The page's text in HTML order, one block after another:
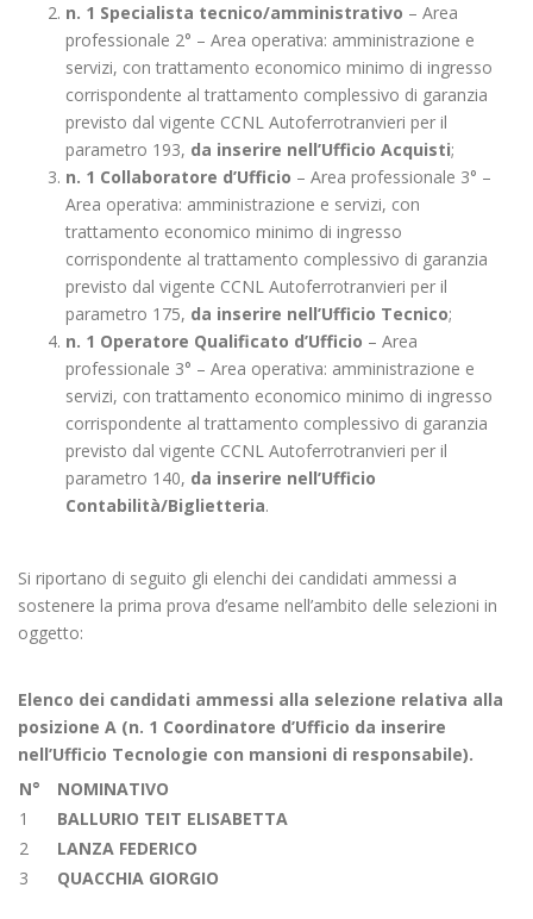
n. 1 Specialista tecnico/amministrativo – Area
professionale 2° – Area operativa: amministrazione e
servizi, con trattamento economico minimo di ingresso
corrispondente al trattamento complessivo di garanzia
previsto dal vigente CCNL Autoferrotranvieri per il
parametro 193, da inserire nell’Ufficio Acquisti;
n. 1 Collaboratore d’Ufficio – Area professionale 3° –
Area operativa: amministrazione e servizi, con
trattamento economico minimo di ingresso
corrispondente al trattamento complessivo di garanzia
previsto dal vigente CCNL Autoferrotranvieri per il
parametro 175, da inserire nell’Ufficio Tecnico;
n. 1 Operatore Qualificato d’Ufficio – Area
professionale 3° – Area operativa: amministrazione e
servizi, con trattamento economico minimo di ingresso
corrispondente al trattamento complessivo di garanzia
previsto dal vigente CCNL Autoferrotranvieri per il
parametro 140, da inserire nell’Ufficio
Contabilità/Biglietteria.
Si riportano di seguito gli elenchi dei candidati ammessi a
sostenere la prima prova d’esame nell’ambito delle selezioni in
oggetto:
Elenco dei candidati ammessi alla selezione relativa alla
posizione A (n. 1 Coordinatore d’Ufficio da inserire
nell’Ufficio Tecnologie con mansioni di responsabile).
N°
NOMINATIVO
1
BALLURIO TEIT ELISABETTA
2
LANZA FEDERICO
3
QUACCHIA GIORGIO